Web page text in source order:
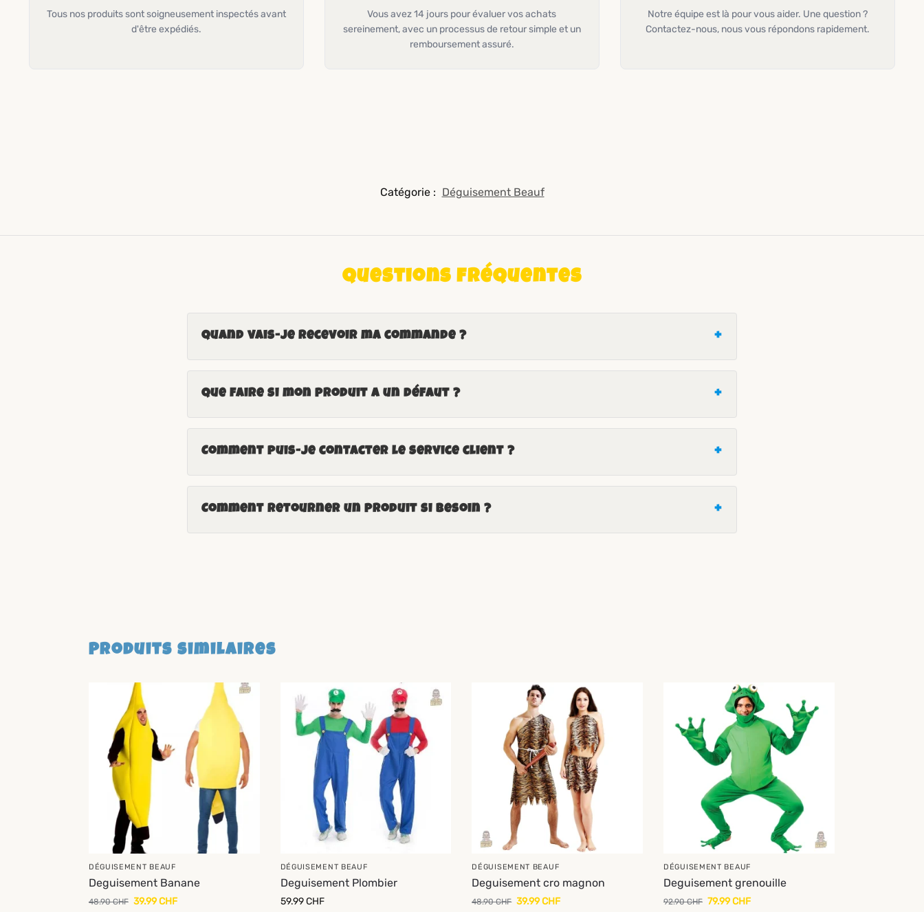
Tous nos produits sont soigneusement inspectés avant
d'être expédiés.
Vous avez 14 jours pour évaluer vos achats
sereinement, avec un processus de retour simple et un
remboursement assuré.
Notre équipe est là pour vous aider. Une question ?
Contactez-nous, nous vous répondons rapidement.
Catégorie : Déguisement Beauf
Questions fréquentes
Quand vais-je recevoir ma commande ?
Que faire si mon produit a un défaut ?
Comment puis-je contacter le service client ?
Comment retourner un produit si besoin ?
Produits similaires
DÉGUISEMENT BEAUF
Deguisement Banane
48.90CHF 39.99CHF
DÉGUISEMENT BEAUF
Deguisement Plombier
59.99CHF
DÉGUISEMENT BEAUF
Deguisement cro magnon
48.90CHF 39.99CHF
DÉGUISEMENT BEAUF
Deguisement grenouille
92.90CHF 79.99CHF